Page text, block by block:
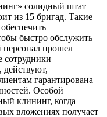
солидный штат
из 15 бригад. Такие
быстро обслужить
прошел
сотрудники
действуют,
гарантирована
Особой
клининг, когда
вложениях получает